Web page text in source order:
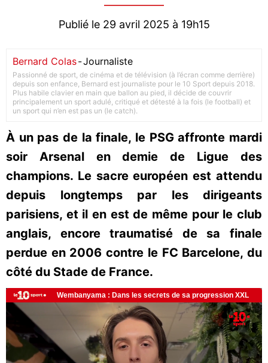
Publié le 29 avril 2025 à 19h15
Bernard Colas-Journaliste
Passionné de sport, de cinéma et de télévision (à l’écran comme derrière)
depuis son enfance, Bernard est journaliste pour le 10 Sport depuis 2018.
Plus habile clavier en main que ballon au pied, il décide de couvrir
principalement un sport adulé, critiqué et détesté à la fois (le football) et
un sport qui n’en est pas un (le catch).
À un pas de la finale, le PSG affronte mardi
soir Arsenal en demie de Ligue des
champions. Le sacre européen est attendu
depuis longtemps par les dirigeants
parisiens, et il en est de même pour le club
anglais, encore traumatisé de sa finale
perdue en 2006 contre le FC Barcelone, du
côté du Stade de France.